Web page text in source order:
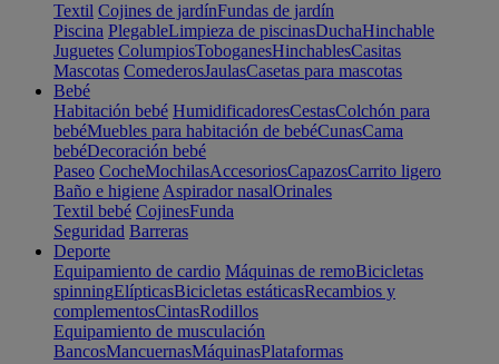
Textil Cojines de jardínFundas de jardín
Piscina PlegableLimpieza de piscinasDuchaHinchable
Juguetes ColumpiosToboganesHinchablesCasitas
Mascotas ComederosJaulasCasetas para mascotas
Bebé
Habitación bebé HumidificadoresCestasColchón para
bebéMuebles para habitación de bebéCunasCama
bebéDecoración bebé
Paseo CocheMochilasAccesoriosCapazosCarrito ligero
Baño e higiene Aspirador nasalOrinales
Textil bebé CojinesFunda
Seguridad Barreras
Deporte
Equipamiento de cardio Máquinas de remoBicicletas
spinningElípticasBicicletas estáticasRecambios y
complementosCintasRodillos
Equipamiento de musculación
BancosMancuernasMáquinasPlataformas